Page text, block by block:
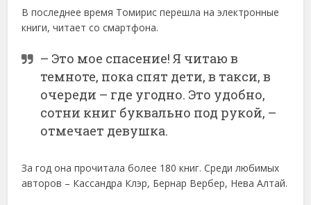
В последнее время Томирис перешла на электронные
книги, читает со смартфона.
– Это мое спасение! Я читаю в
темноте, пока спят дети, в такси, в
очереди – где угодно. Это удобно,
сотни книг буквально под рукой, –
отмечает девушка.
За год она прочитала более 180 книг. Среди любимых
авторов – Кассандра Клэр, Бернар Вербер, Нева Алтай.